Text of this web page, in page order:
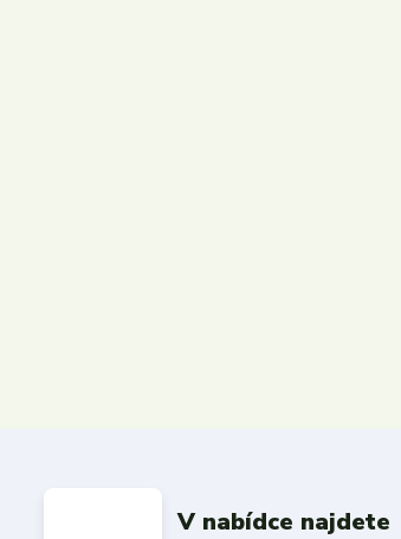
V nabídce najdete